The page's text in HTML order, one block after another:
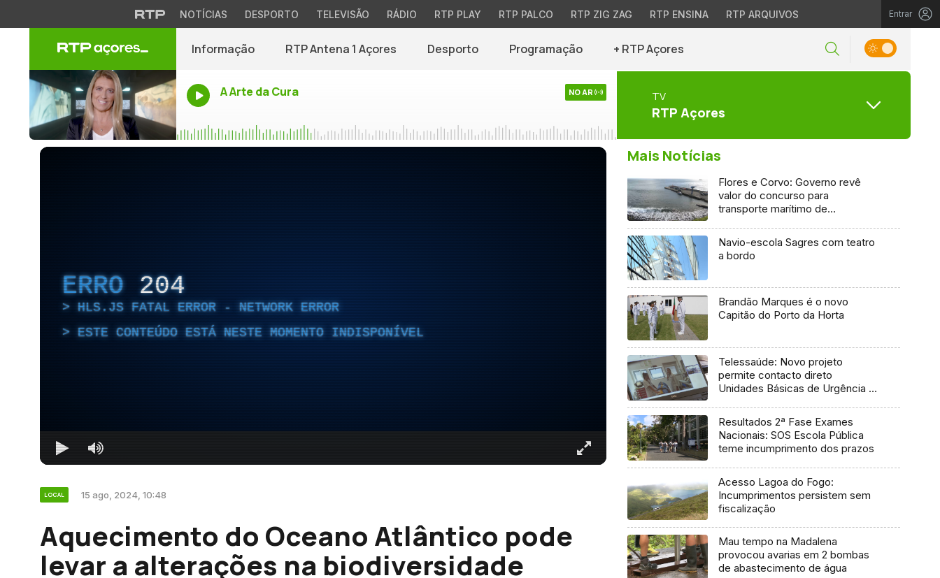
NOTÍCIAS DESPORTO TELEVISÃO RÁDIO RTP PLAY RTP PALCO RTP ZIG ZAG RTP ENSINA RTP ARQUIVOS Entrar
Informação RTP Antena 1 Açores Desporto Programação + RTP Açores
A Arte da Cura NO AR TV
RTP Açores
ERRO 204
HLS.JS FATAL ERROR - NETWORK ERROR
ESTE CONTEÚDO ESTÁ NESTE MOMENTO INDISPONÍVEL
LOCAL 15 ago, 2024, 10:48
Aquecimento do Oceano Atlântico pode
levar a alterações na biodiversidade
Mais Notícias
Flores e Corvo: Governo revê
valor do concurso para
transporte marítimo de
Navio-escola Sagres com teatro
a bordo
Brandão Marques é o novo
Capitão do Porto da Horta
Telessaúde: Novo projeto
permite contacto direto
Unidades Básicas de Urgência e
Resultados 2ª Fase Exames
Nacionais: SOS Escola Pública
teme incumprimento dos prazos
Acesso Lagoa do Fogo:
Incumprimentos persistem sem
fiscalização
Mau tempo na Madalena
provocou avarias em 2 bombas
de abastecimento de água